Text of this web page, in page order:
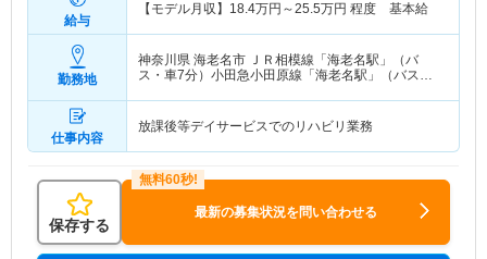
給与
【モデル月収】 18.4万円～25.5万円 程度 基本給
勤務地
神奈川県 海老名市 ＪＲ相模線「海老名駅」（バ
ス・車7分）小田急小田原線「海老名駅」（バス・
仕事内容
放課後等デイサービスでのリハビリ業務
保存する
最新の募集状況を問い合わせる